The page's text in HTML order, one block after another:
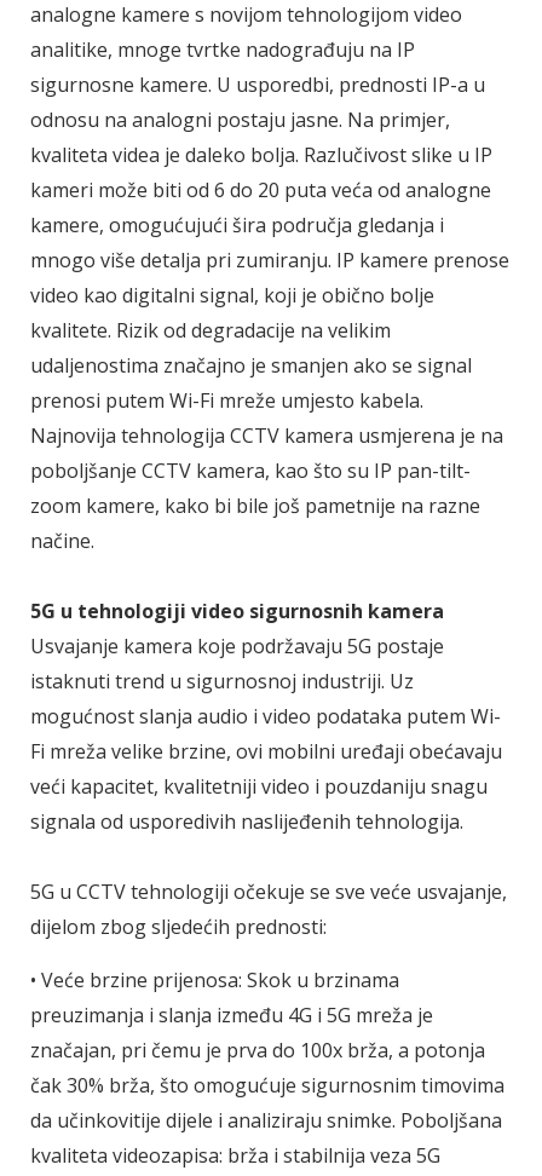
analogne kamere s novijom tehnologijom video
analitike, mnoge tvrtke nadograđuju na IP
sigurnosne kamere. U usporedbi, prednosti IP-a u
odnosu na analogni postaju jasne. Na primjer,
kvaliteta videa je daleko bolja. Razlučivost slike u IP
kameri može biti od 6 do 20 puta veća od analogne
kamere, omogućujući šira područja gledanja i
mnogo više detalja pri zumiranju. IP kamere prenose
video kao digitalni signal, koji je obično bolje
kvalitete. Rizik od degradacije na velikim
udaljenostima značajno je smanjen ako se signal
prenosi putem Wi-Fi mreže umjesto kabela.
Najnovija tehnologija CCTV kamera usmjerena je na
poboljšanje CCTV kamera, kao što su IP pan-tilt-
zoom kamere, kako bi bile još pametnije na razne
načine.
5G u tehnologiji video sigurnosnih kamera
Usvajanje kamera koje podržavaju 5G postaje
istaknuti trend u sigurnosnoj industriji. Uz
mogućnost slanja audio i video podataka putem Wi-
Fi mreža velike brzine, ovi mobilni uređaji obećavaju
veći kapacitet, kvalitetniji video i pouzdaniju snagu
signala od usporedivih naslijeđenih tehnologija.
5G u CCTV tehnologiji očekuje se sve veće usvajanje,
dijelom zbog sljedećih prednosti:
• Veće brzine prijenosa: Skok u brzinama
preuzimanja i slanja između 4G i 5G mreža je
značajan, pri čemu je prva do 100x brža, a potonja
čak 30% brža, što omogućuje sigurnosnim timovima
da učinkovitije dijele i analiziraju snimke. Poboljšana
kvaliteta videozapisa: brža i stabilnija veza 5G